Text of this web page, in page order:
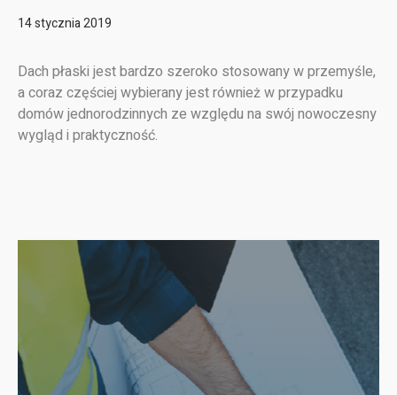
14 stycznia 2019
Dach płaski jest bardzo szeroko stosowany w przemyśle,
a coraz częściej wybierany jest również w przypadku
domów jednorodzinnych ze względu na swój nowoczesny
wygląd i praktyczność.